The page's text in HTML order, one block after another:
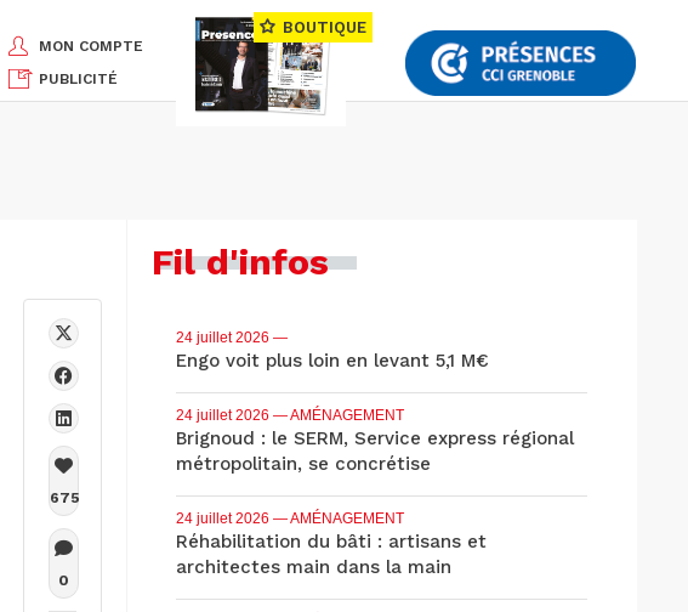
MON COMPTE
PUBLICITÉ
BOUTIQUE
675
0
Fil d'infos
24 juillet 2026 —
Engo voit plus loin en levant 5,1 M€
24 juillet 2026 — AMÉNAGEMENT
Brignoud : le SERM, Service express régional
métropolitain, se concrétise
24 juillet 2026 — AMÉNAGEMENT
Réhabilitation du bâti : artisans et
architectes main dans la main